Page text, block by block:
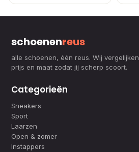
schoenenreus
alle schoenen, één reus. Wij vergelijken
prijs en maat zodat jij scherp scoort.
Categorieën
Sneakers
Sport
Laarzen
Open & zomer
Instappers